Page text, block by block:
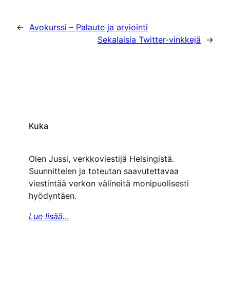
← Avokurssi – Palaute ja arviointi
Sekalaisia Twitter-vinkkejä
→
Kuka
Olen Jussi, verkkoviestijä Helsingistä.
Suunnittelen ja toteutan saavutettavaa
viestintää verkon välineitä monipuolisesti
hyödyntäen.
Lue lisää…